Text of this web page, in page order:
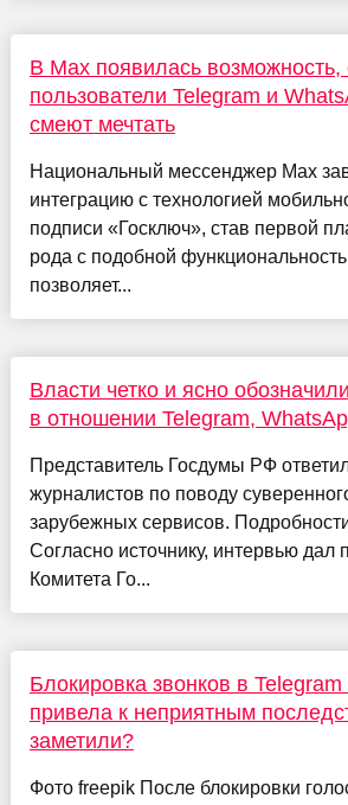
В Max появилась возможность,
пользователи Telegram и
смеют мечтать
Национальный мессенджер Max
интеграцию с технологией
подписи «Госключ», став первой
рода с подобной
позволяет...
Власти четко и ясно
в отношении Telegram,
Представитель Госдумы РФ
журналистов по поводу
зарубежных сервисов.
Согласно источнику, интервью дал
Комитета Го...
Блокировка звонков в
привела к неприятным
заметили?
Фото freepik После блокировки